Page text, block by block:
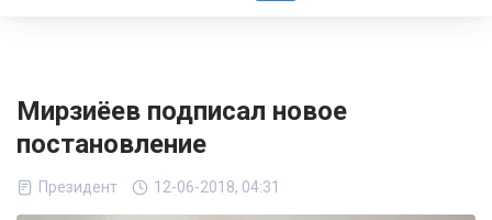
Мирзиёев подписал новое
постановление
Президент 12-06-2018, 04:31